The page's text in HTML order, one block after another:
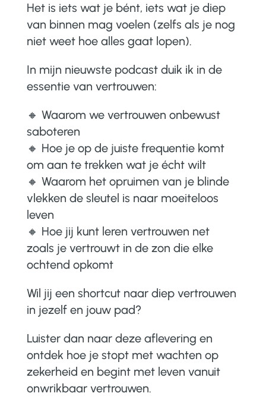
Het is iets wat je bént, iets wat je diep
van binnen mag voelen (zelfs als je nog
niet weet hoe alles gaat lopen).
In mijn nieuwste podcast duik ik in de
essentie van vertrouwen:
🔸 Waarom we vertrouwen onbewust
saboteren
🔸 Hoe je op de juiste frequentie komt
om aan te trekken wat je écht wilt
🔸 Waarom het opruimen van je blinde
vlekken de sleutel is naar moeiteloos
leven
🔸 Hoe jij kunt leren vertrouwen net
zoals je vertrouwt in de zon die elke
ochtend opkomt
Wil jij een shortcut naar diep vertrouwen
in jezelf en jouw pad?
Luister dan naar deze aflevering en
ontdek hoe je stopt met wachten op
zekerheid en begint met leven vanuit
onwrikbaar vertrouwen.